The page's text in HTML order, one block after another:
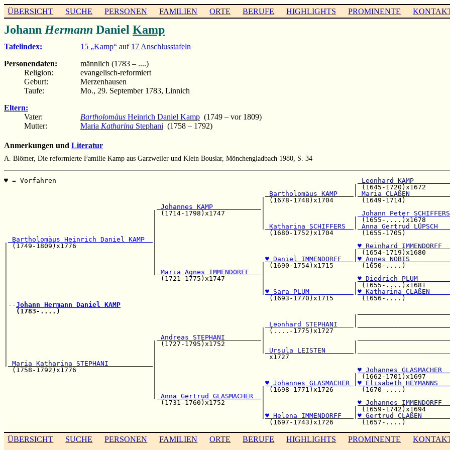
ÜBERSICHT SUCHE PERSONEN FAMILIEN ORTE BERUFE HIGHLIGHTS PROMINENTE
Johann Hermann Daniel Kamp
Tafelindex: 15 „Kamp“ auf 17 Anschlusstafeln
Personendaten:
männlich (1783 – ....)
Religion:
evangelisch-reformiert
Geburt:
Merzenhausen
Taufe:
Mo., 29. September 1783, Linnich
Eltern:
Vater:
Bartholomäus Heinrich Daniel Kamp (1749 – vor 1809)
Mutter:
Maria Katharina Stephani (1758 – 1792)
Anmerkungen und Literatur
A. Blömer, Die reformierte Familie Kamp aus Garzweiler und Klein Bouslar, Mönchengladbach 1980, S. 34
♥ = Vorfahren Leonhard KAMP
| (1645-
Bartholomäus KAMP
Maria CLAßEN
| (1678-1748)x1704       (1649-
Johannes KAMP
                                     | (1714-1798)x1747         |
Johann Peter
|                          |                      | (1655-
Katharina SCHIFFERS
Anna Gertrud LÜPSCH
|                            (1680-1752)x1704       (1655-
Bartholomäus Heinrich Daniel KAMP
| (1749-1809)x1776                   | ♥ Reinhard IMMENDORFF
|                                    |                                                 | (1654-
♥ Daniel IMMENDORFF ♥ Agnes NOBIS
|                                    |                          | (1690-1754)x1715       (1650-
Maria Agnes IMMENDORFF
|                                      (1721-1775)x1747         | ♥ Diedrich PLUM
|                                                               |                      | (1655-
♥ Sara PLUM ♥ Katharina CLAßEN
|                                                                 (1693-1770)x1715       (1656-
|--Johann Hermann Daniel KAMP
(1783-....)
Leonhard STEPHANI
|                                                               | (....-
Andreas STEPHANI
|                                    | (1727-1795)x1752         |
Ursula LEISTEN
|                                    |
Maria Katharina STEPHANI
  (1758-1792)x1776                   |
♥ Johannes GLASMACHER
|                                                 | (1662-
♥ Johannes GLASMACHER ♥ Elisabeth HEYMANNS
|                          | (1698-1771)x1726       (1670-
Anna Gertrud GLASMACHER
                                       (1731-1760)x1752         |
♥ Johannes IMMENDORFF
|                      | (1659-
♥ Helena IMMENDORFF ♥ Gertrud CLAßEN
ÜBERSICHT SUCHE PERSONEN FAMILIEN ORTE BERUFE HIGHLIGHTS PROMINENTE